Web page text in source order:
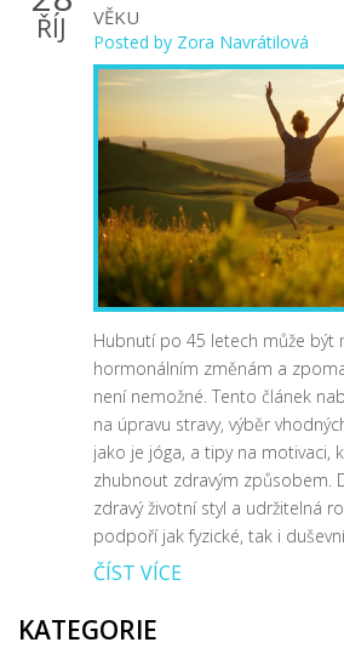
ŘÍJ
VĚKU
Posted by Zora Navrátilová
Hubnutí po 45 letech může být
hormonálním změnám a
není nemožné. Tento článek
na úpravu stravy, výběr
jako je jóga, a tipy na motivaci,
zhubnout zdravým způsobem.
zdravý životní styl a udržitelná
podpoří jak fyzické, tak i
ČÍST VÍCE
KATEGORIE